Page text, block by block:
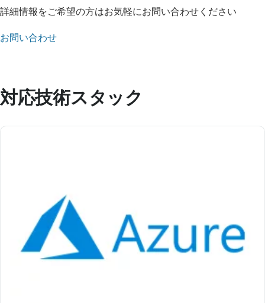
詳細情報をご希望の方はお気軽にお問い合わせください
お問い合わせ
対応技術スタック